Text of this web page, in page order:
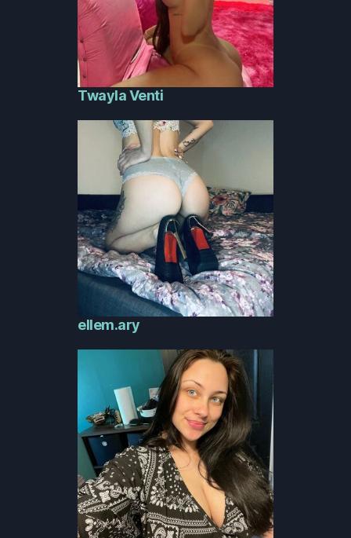
Twayla Venti
ellem.ary